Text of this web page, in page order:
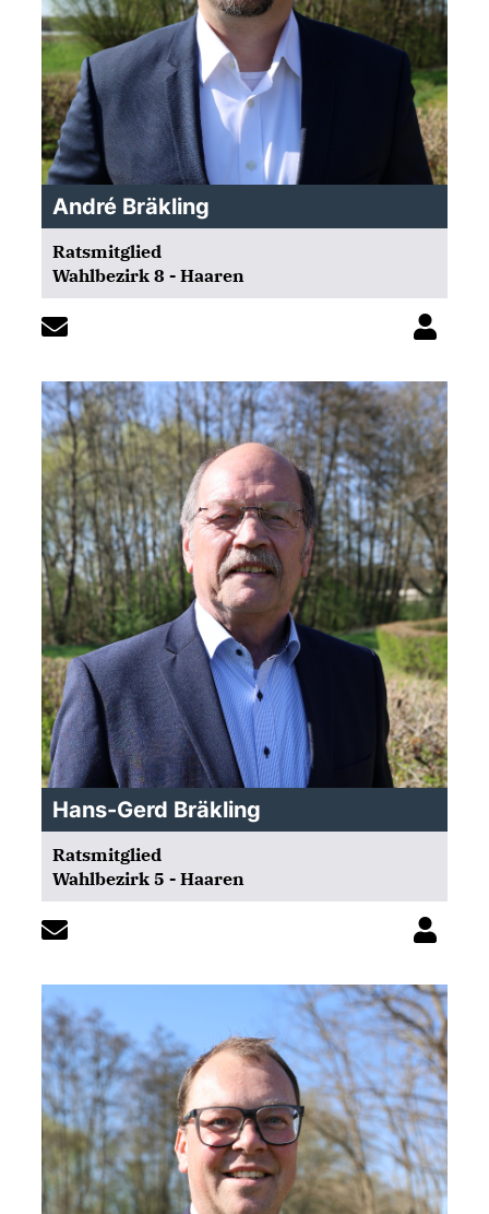
André Bräkling
Ratsmitglied
Wahlbezirk 8 - Haaren
Hans-Gerd Bräkling
Ratsmitglied
Wahlbezirk 5 - Haaren